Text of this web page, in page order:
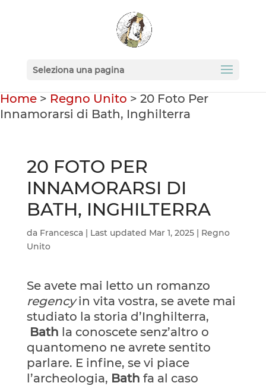
Seleziona una pagina
Home > Regno Unito > 20 Foto Per
Innamorarsi di Bath, Inghilterra
20 FOTO PER
INNAMORARSI DI
BATH, INGHILTERRA
da Francesca| Last updated Mar 1, 2025| Regno
Unito
Se avete mai letto un romanzo
regencyin vita vostra, se avete mai
studiato la storia d’Inghilterra,
Bath la conoscete senz’altro o
quantomeno ne avrete sentito
parlare. E infine, se vi piace
l’archeologia, Bath fa al caso